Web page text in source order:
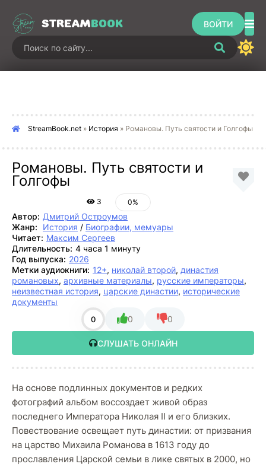
STREAMBOOK ВОЙТИ
StreamBook.net » История » Романовы. Путь святости и Голгофы
Романовы. Путь святости и
Голгофы
3 0%
Автор: Дмитрий Остроумов
Жанр:
История / Биографии, мемуары
Читает: Максим Сергеев
Длительность: 4 часа 1 минуту
Год выпуска: 2026
Метки аудиокниги: 12+, николай второй, династия
романовых, архивные материалы, русские императоры,
неизвестная история, царские династии, исторические
документы
0 0 0
СЛУШАТЬ ОНЛАЙН
На основе подлинных документов и редких
фотографий альбом воссоздает живой образ
последнего Императора Николая II и его близких.
Повествование освещает путь династии: от призвания
на царство Михаила Романова в 1613 году до
прославления Царской семьи в лике святых в 2000, но